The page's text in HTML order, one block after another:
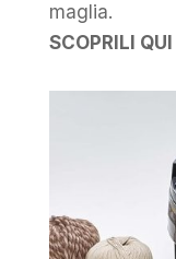
maglia.
SCOPRILI QUI